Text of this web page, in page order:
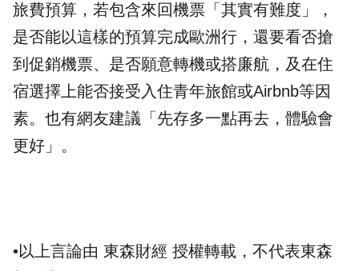
旅費預算，若包含來回機票「其實有難度」，
是否能以這樣的預算完成歐洲行，還要看否搶
到促銷機票、是否願意轉機或搭廉航，及在住
宿選擇上能否接受入住青年旅館或Airbnb等因
素。也有網友建議「先存多一點再去，體驗會
更好」。
•以上言論由 東森財經 授權轉載，不代表東森